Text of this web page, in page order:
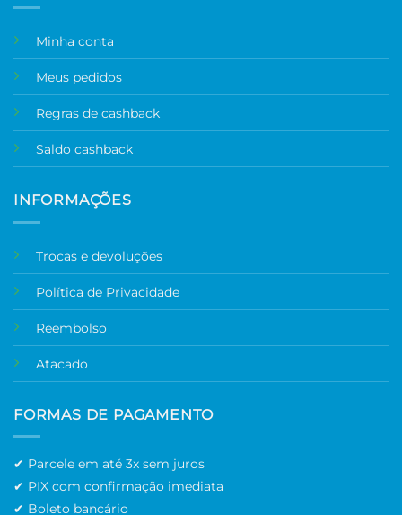
Minha conta
Meus pedidos
Regras de cashback
Saldo cashback
INFORMAÇÕES
Trocas e devoluções
Política de Privacidade
Reembolso
Atacado
FORMAS DE PAGAMENTO
✔ Parcele em até 3x sem juros
✔ PIX com confirmação imediata
✔ Boleto bancário